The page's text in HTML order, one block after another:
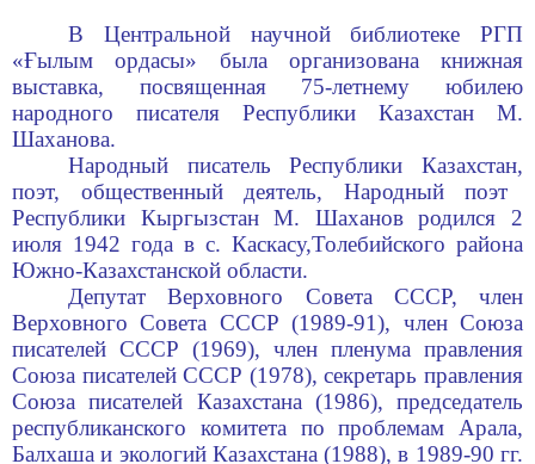
В Центральной научной библиотеке РГП
«Ғылым ордасы» была организована книжная
выставка, посвященная 75-летнему юбилею
народного писателя Республики Казахстан М.
Шаханова.
Народный писатель Республики Казахстан,
поэт, общественныйдеятель, Народный поэт
Республики КыргызстанМ. Шаханов родился 2
июля 1942 года в с. Каскасу,Толебийского района
Южно-Казахстанской области.
Депутат Верховного Совета СССР, член
Верховного Совета СССР (1989-91), член Союза
писателей СССР (1969), член пленума правления
Союза писателей СССР (1978), секретарь правления
Союза писателей Казахстана (1986), председатель
республиканского комитета по проблемам Арала,
Балхашаи экологий Казахстана(1988),в 1989-90 гг.